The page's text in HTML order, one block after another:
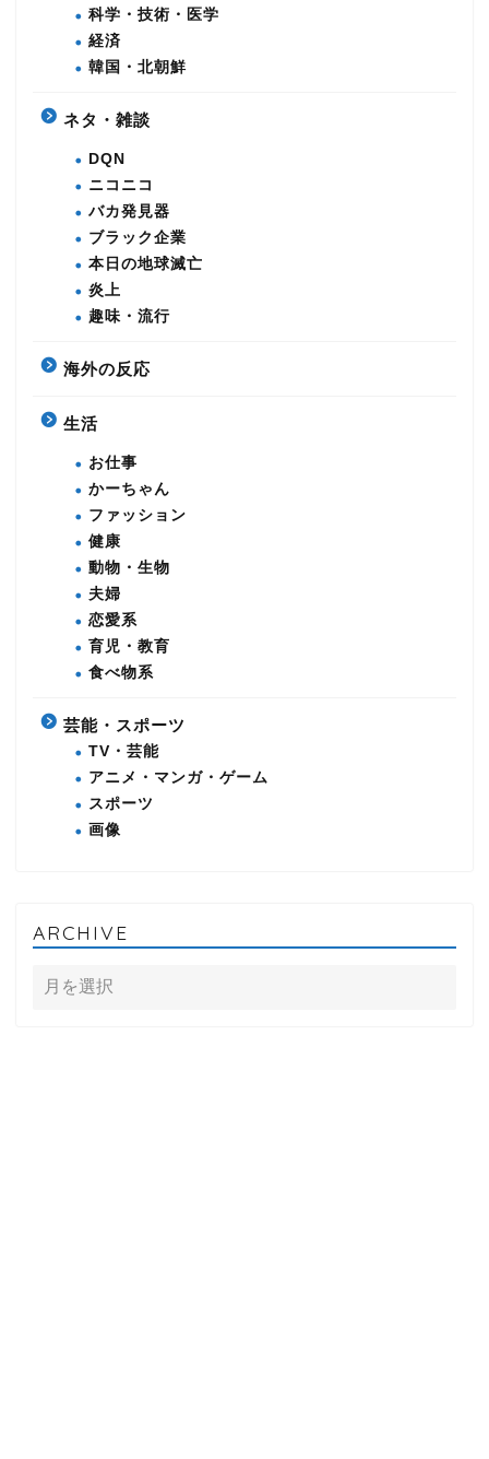
科学・技術・医学
経済
韓国・北朝鮮
ネタ・雑談
DQN
ニコニコ
バカ発見器
ブラック企業
本日の地球滅亡
炎上
趣味・流行
海外の反応
生活
お仕事
かーちゃん
ファッション
健康
動物・生物
夫婦
恋愛系
育児・教育
食べ物系
芸能・スポーツ
TV・芸能
アニメ・マンガ・ゲーム
スポーツ
画像
ARCHIVE